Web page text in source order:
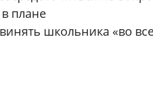
плане
школьника «во